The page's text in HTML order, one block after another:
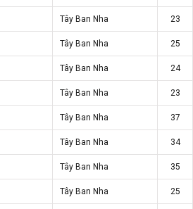
Tây Ban Nha 23
Tây Ban Nha 25
Tây Ban Nha 24
Tây Ban Nha 23
Tây Ban Nha 37
Tây Ban Nha 34
Tây Ban Nha 35
Tây Ban Nha 25